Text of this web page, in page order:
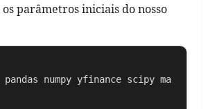
parâmetros iniciais do nosso
numpy yfinance scipy ma